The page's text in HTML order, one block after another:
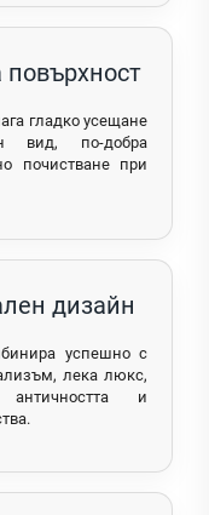
гладко усещане
вид, по-добра
почистване при
дизайн
успешно с
лека люкс,
и